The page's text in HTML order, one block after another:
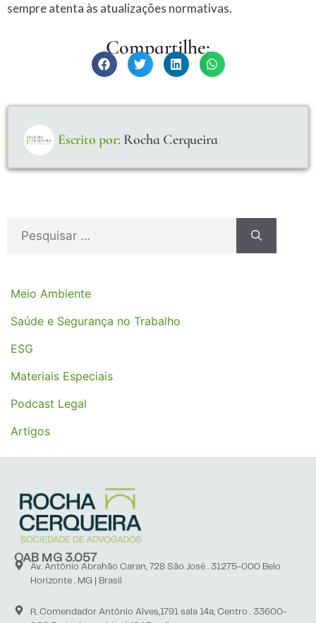
sempre atenta às atualizações normativas.
Compartilhe:
Escrito por: Rocha Cerqueira
Meio Ambiente
Saúde e Segurança no Trabalho
ESG
Materiais Especiais
Podcast Legal
Artigos
OAB MG 3.057
Av. Antônio Abrahão Caran, 728 São José . 31275-000 Belo
Horizonte . MG | Brasil
R. Comendador Antônio Alves,1791 sala 14a, Centro . 33600-